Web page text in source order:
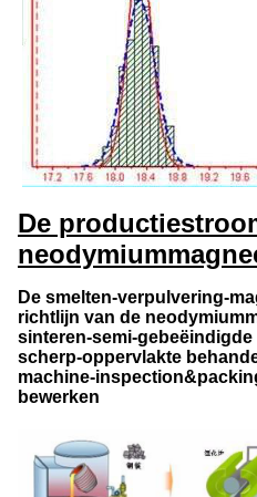
De
De smelten-verpulvering-
richtlijn van de
sinteren-semi-
scherp-oppervlakte
machine-
bewerken